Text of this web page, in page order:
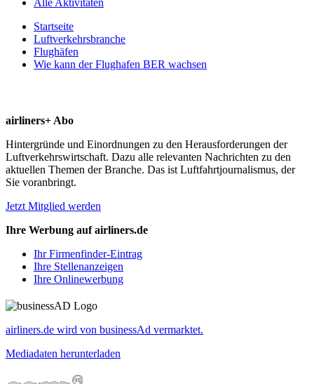
Startseite
Luftverkehrsbranche
Flughäfen
Wie kann der Flughafen BER wachsen
airliners+ Abo
Hintergründe und Einordnungen zu den Herausforderungen der
Luftverkehrswirtschaft. Dazu alle relevanten Nachrichten zu den
aktuellen Themen der Branche. Das ist Luftfahrtjournalismus, der
Sie voranbringt.
Jetzt Mitglied werden
Ihre Werbung auf airliners.de
Ihr Firmenfinder-Eintrag
Ihre Stellenanzeigen
Ihre Onlinewerbung
airliners.de wird von businessAd vermarktet.
Mediadaten herunterladen